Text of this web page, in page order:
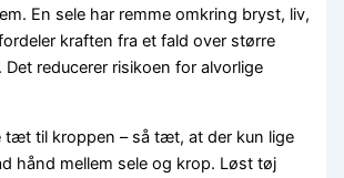
En sele har remme omkring bryst, liv,
kraften fra et fald over større
reducerer risikoen for alvorlige
tæt til kroppen – så tæt, at der kun lige
hånd mellem sele og krop. Løst tøj